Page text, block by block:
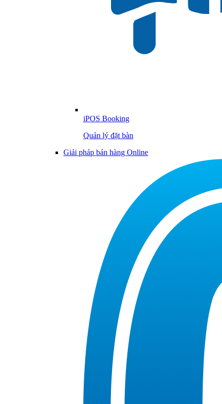
iPOS Booking
Quản lý đặt bàn
Giải pháp bán hàng Online